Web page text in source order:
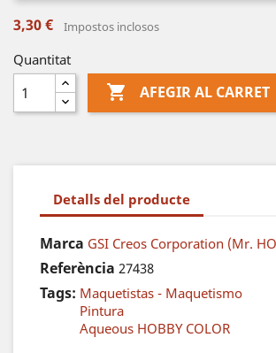
3,30 € Impostos inclosos
Quantitat
 AFEGIR AL CARRET
Detalls del producte
Marca GSI Creos Corporation (Mr.
Referència 27438
Tags: Maquetistas - Maquetismo
Pintura
Aqueous HOBBY COLOR